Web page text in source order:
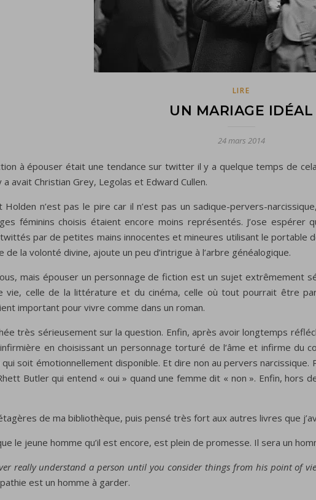
LIRE
UN MARIAGE IDÉAL
24 mars 2014
à épouser était une tendance sur twitter il y a quelque temps de
avait Christian Grey, Legolas et Edward Cullen.
Holden n’est pas le pire car il n’est pas un sadique-pervers-
féminins choisis étaient encore moins représentés. J’ose espérer
par de petites mains innocentes et mineures utilisant le portable
de la volonté divine, ajoute un peu d’intrigue à l’arbre généalogique.
mais épouser un personnage de fiction est un sujet extrêmement
vie, celle de la littérature et du cinéma, celle où tout pourrait être
important pour vivre comme dans un roman.
très sérieusement sur la question. Enfin, après avoir longtemps
en choisissant un personnage torturé de l’âme et infirme du
soit émotionnellement disponible. Et dire non au pervers
Butler qui entend « oui » quand une femme dit « non ». Enfin, hors
de ma bibliothèque, puis pensé très fort aux autres livres que
le jeune homme qu’il est encore, est plein de promesse. Il sera un
really understand a person until you consider things from his point of
est un homme à garder.